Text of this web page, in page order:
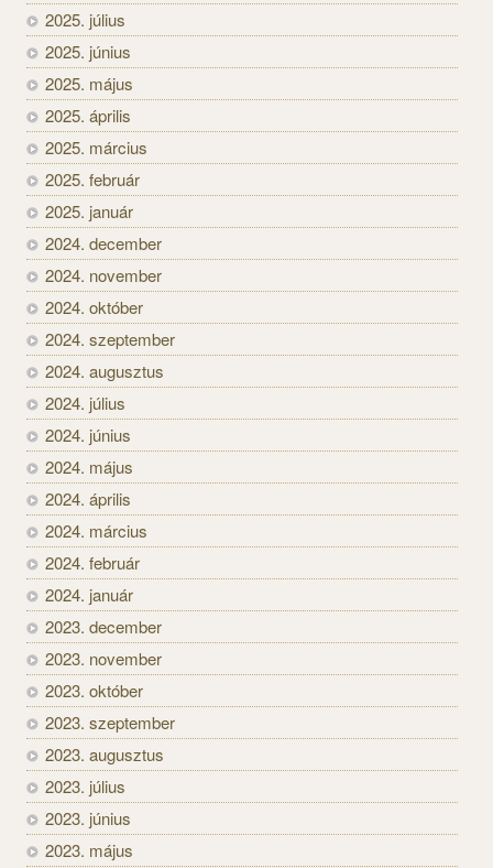
2025. július
2025. június
2025. május
2025. április
2025. március
2025. február
2025. január
2024. december
2024. november
2024. október
2024. szeptember
2024. augusztus
2024. július
2024. június
2024. május
2024. április
2024. március
2024. február
2024. január
2023. december
2023. november
2023. október
2023. szeptember
2023. augusztus
2023. július
2023. június
2023. május